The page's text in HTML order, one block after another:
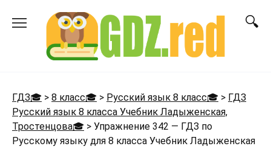
ГДЗ🎓 > 8 класс🎓 > Русский язык 8 класс🎓 > ГДЗ
Русский язык 8 класса Учебник Ладыженская,
Тростенцова🎓 > Упражнение 342 — ГДЗ по
Русскому языку для 8 класса Учебник Ладыженская